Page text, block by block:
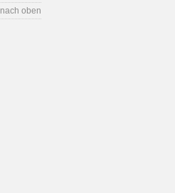
nach oben